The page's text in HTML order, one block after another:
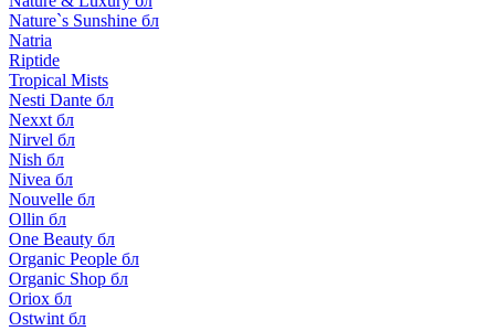
Nature`s Sunshine бл
Natria
Riptide
Tropical Mists
Nesti Dante бл
Nexxt бл
Nirvel бл
Nish бл
Nivea бл
Nouvelle бл
Ollin бл
One Beauty бл
Organic People бл
Organic Shop бл
Oriox бл
Ostwint бл